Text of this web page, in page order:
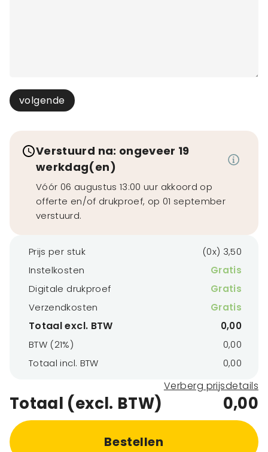
volgende
Verstuurd na: ongeveer 19
werkdag(en)
Vóór 06 augustus 13:00 uur akkoord op
offerte en/of drukproef, op 01 september
verstuurd.
Prijs per stuk
(0x) 3,50
Instelkosten
Gratis
Digitale drukproef
Gratis
Verzendkosten
Gratis
Totaal excl. BTW
0,00
BTW (21%)
0,00
Totaal incl. BTW
0,00
Verberg prijsdetails
Totaal (excl. BTW) 0,00
Bestellen